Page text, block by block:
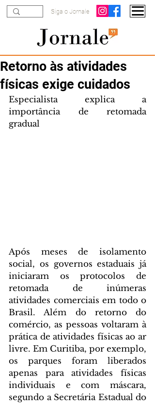
Siga o Jornale
Retorno às atividades
físicas exige cuidados
Especialista explica a
importância de retomada
gradual
Após meses de isolamento
social, os governos estaduais já
iniciaram os protocolos de
retomada de inúmeras
atividades comerciais em todo o
Brasil. Além do retorno do
comércio, as pessoas voltaram à
prática de atividades físicas ao ar
livre. Em Curitiba, por exemplo,
os parques foram liberados
apenas para atividades físicas
individuais e com máscara,
segundo a Secretária Estadual do